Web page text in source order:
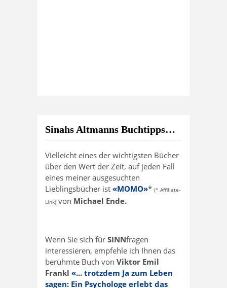
Sinahs Altmanns Buchtipps…
Vielleicht eines der wichtigsten Bücher
über den Wert der Zeit, auf jeden Fall
eines meiner ausgesuchten
Lieblingsbücher ist «MOMO»* (* Affiliate-
Link) von Michael Ende.
Wenn Sie sich für SINNfragen
interessieren, empfehle ich Ihnen das
berühmte Buch von Viktor Emil
Frankl «... trotzdem Ja zum Leben
sagen: Ein Psychologe erlebt das